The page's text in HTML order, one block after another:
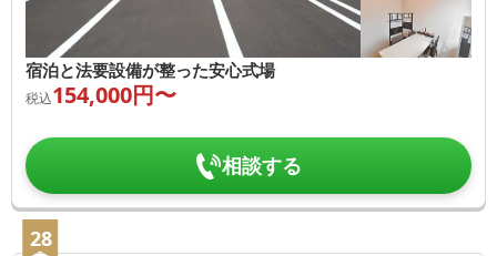
宿泊と法要設備が整った安心式場
税込154,000円〜
相談する
28